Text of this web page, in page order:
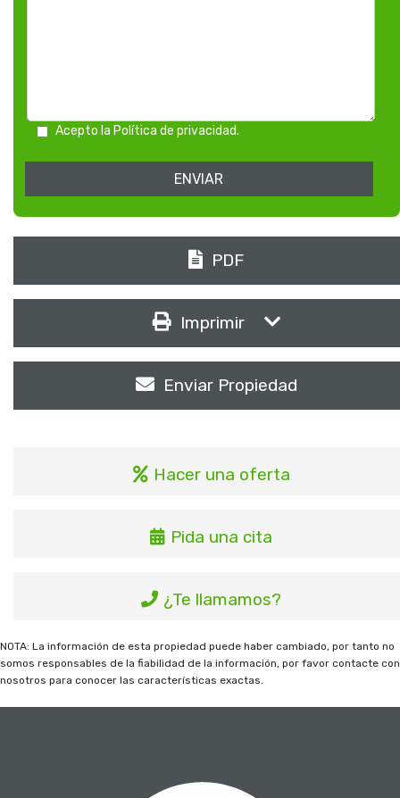
Acepto la Política de privacidad.
PDF
Imprimir
Enviar Propiedad
Hacer una oferta
Pida una cita
¿Te llamamos?
NOTA: La información de esta propiedad puede haber cambiado, por tanto no
somos responsables de la fiabilidad de la información, por favor contacte con
nosotros para conocer las características exactas.